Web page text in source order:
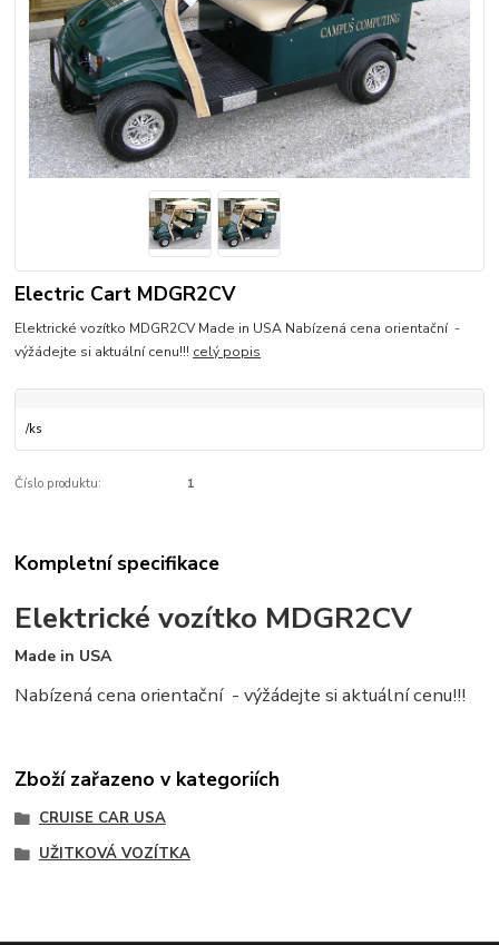
Electric Cart MDGR2CV
Elektrické vozítko MDGR2CV Made in USA Nabízená cena orientační -
výžádejte si aktuální cenu!!! celý popis
/ks
Číslo produktu: 1
Kompletní specifikace
Elektrické vozítko MDGR2CV
Made in USA
Nabízená cena orientační - výžádejte si aktuální cenu!!!
Zboží zařazeno v kategoriích
CRUISE CAR USA
UŽITKOVÁ VOZÍTKA